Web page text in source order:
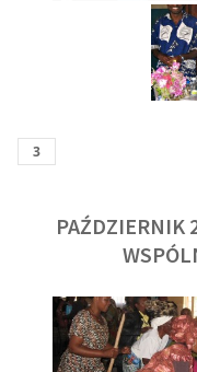
PAŹDZIERNIK